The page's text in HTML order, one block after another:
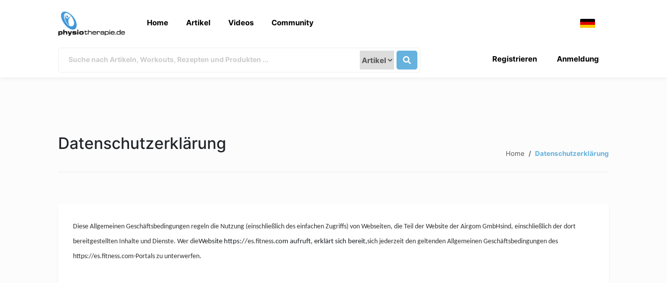
Home Artikel Videos Community
Anmeldung
Registrieren
Datenschutzerklärung
Home Datenschutzerklärung
Diese Allgemeinen Geschäftsbedingungen regeln die Nutzung (einschließlich des einfachen Zugriffs) von Webseiten, die Teil der Website der Airgom GmbHsind, einschließlich der dort
bereitgestellten Inhalte und Dienste. Wer dieWebsite https://es.fitness.com aufruft, erklärt sich bereit,sich jederzeit den geltenden Allgemeinen Geschäftsbedingungen des
https://es.fitness.com-Portals zu unterwerfen.